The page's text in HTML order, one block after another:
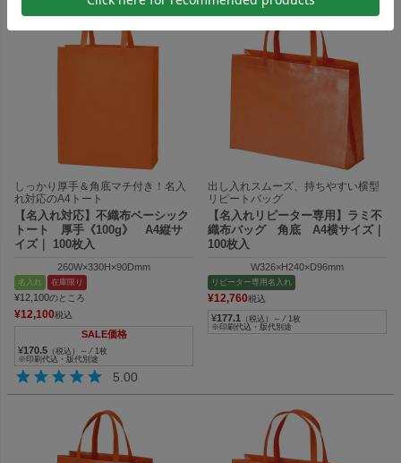
しっかり厚手＆角底マチ付き！名入
れ対応のA4トート
【名入れ対応】不織布ベーシック
トート 厚手《100g》 A4縦サ
イズ｜ 100枚入
260W×330H×90Dmm
名入れ 在庫限り
¥12,100のところ
¥12,100税込
SALE価格
¥170.5 （税込）～ ⁄ 1枚
※印刷代込・版代別途
5.00
出し入れスムーズ、持ちやすい横型
リピートバッグ
【名入れリピーター専用】ラミ不
織布バッグ 角底 A4横サイズ｜
100枚入
W326×H240×D96mm
リピーター専用名入れ
¥12,760税込
¥177.1
（税込）～ ⁄ 1枚
※印刷代込・版代別途